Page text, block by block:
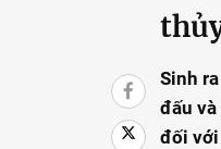
Sinh
đấu
đối với